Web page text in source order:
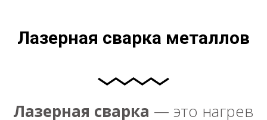
Лазерная сварка металлов
Лазерная сварка — это нагрев